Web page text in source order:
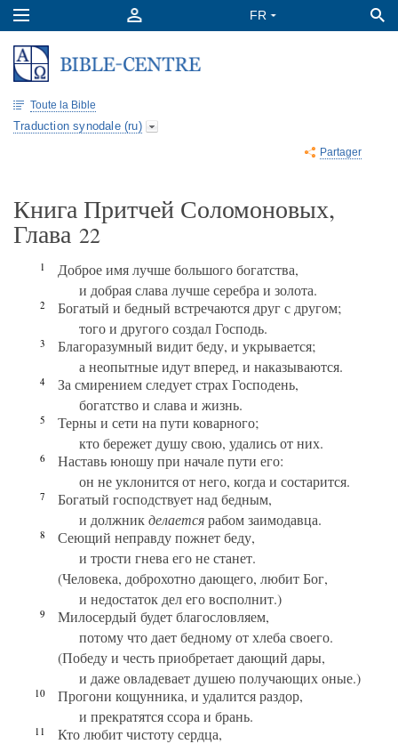
Toute la Bible
Traduction synodale (ru)
Partager
Книга Притчей Соломоновых,
Глава 22
1
Доброе имя лучше большого богатства,
и добрая слава лучше серебра и золота.
2
Богатый и бедный встречаются друг с другом;
того и другого создал Господь.
3
Благоразумный видит беду, и укрывается;
а неопытные идут вперед, и наказываются.
4
За смирением следует страх Господень,
богатство и слава и жизнь.
5
Терны и сети на пути коварного;
кто бережет душу свою, удались от них.
6
Наставь юношу при начале пути его:
он не уклонится от него, когда и состарится.
7
Богатый господствует над бедным,
и должникделаетсярабом заимодавца.
8
Сеющий неправду пожнет беду,
и трости гнева его не станет.
(Человека, доброхотно дающего, любит Бог,
и недостаток дел его восполнит.)
9
Милосердый будет благословляем,
потому что дает бедному от хлеба своего.
(Победу и честь приобретает дающий дары,
и даже овладевает душею получающих оные.)
10
Прогони кощунника, и удалится раздор,
и прекратятся ссора и брань.
11
Кто любит чистоту сердца,